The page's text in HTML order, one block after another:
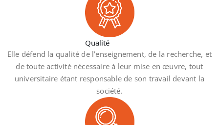
Qualité
Elle défend la qualité de l’enseignement, de la recherche, et
de toute activité nécessaire à leur mise en œuvre, tout
universitaire étant responsable de son travail devant la
société.